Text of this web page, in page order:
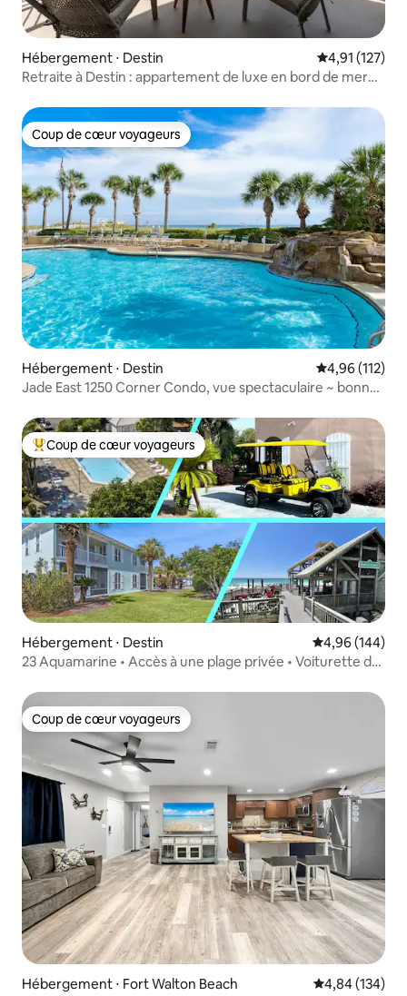
Hébergement ⋅ Destin Évaluation
4,91 (127)
Retraite à Destin : appartement de luxe en bord de mer
Coup de cœur voyageurs
Coup de cœur voyageurs
Hébergement ⋅ Destin Évaluation
4,96 (112)
Jade East 1250 Corner Condo, vue spectaculaire ~ bonne
Coups de cœur voyageurs les plus appréciés
Coup de cœur voyageurs
Hébergement ⋅ Destin Évaluation
4,96 (144)
23 Aquamarine • Accès à une plage privée • Voiturette de
Coup de cœur voyageurs
Coup de cœur voyageurs
Hébergement ⋅ Fort Walton Beach Évaluation
4,84 (134)